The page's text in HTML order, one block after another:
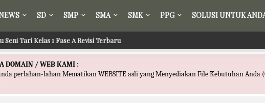
SD SMP SMA SMK PPG SOLUSI UNTUK
Seni Tari Kelas 1 Fase A Revisi Terbaru
DOMAIN / WEB KAMI :
perlahan-lahan Mematikan WEBSITE asli yang Menyediakan File Kebutuhan Anda